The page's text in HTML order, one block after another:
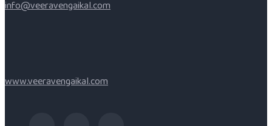
info@veeravengaikal.com
www.veeravengaikal.com